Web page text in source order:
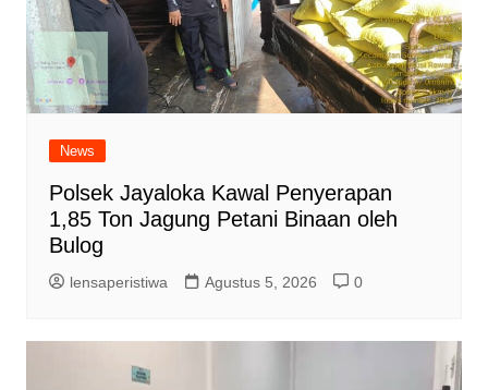
News
Polsek Jayaloka Kawal Penyerapan
1,85 Ton Jagung Petani Binaan oleh
Bulog
lensaperistiwa Agustus 5, 2026 0